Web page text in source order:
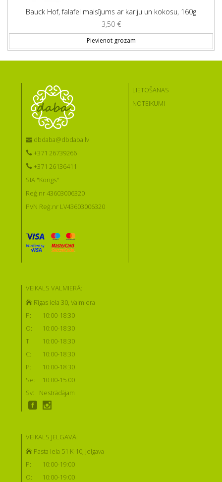
Bauck Hof, falafel maisījums ar kariju un kokosu, 160g
3,50 €
Pievienot grozam
dbdaba@dbdaba.lv
+371 26739266
+371 26136411
SIA "Kongs"
Reģ.nr 43603006320
PVN Reģ.nr LV43603006320
LIETOŠANAS
NOTEIKUMI
VEIKALS VALMIERĀ:
Rīgas iela 30, Valmiera
P:
10:00-18:30
O:
10:00-18:30
T:
10:00-18:30
C:
10:00-18:30
P:
10:00-18:30
Se:
10:00-15:00
Sv:
Nestrādājam
VEIKALS JELGAVĀ:
Pasta iela 51 K-10, Jelgava
P:
10:00-19:00
O:
10:00-19:00